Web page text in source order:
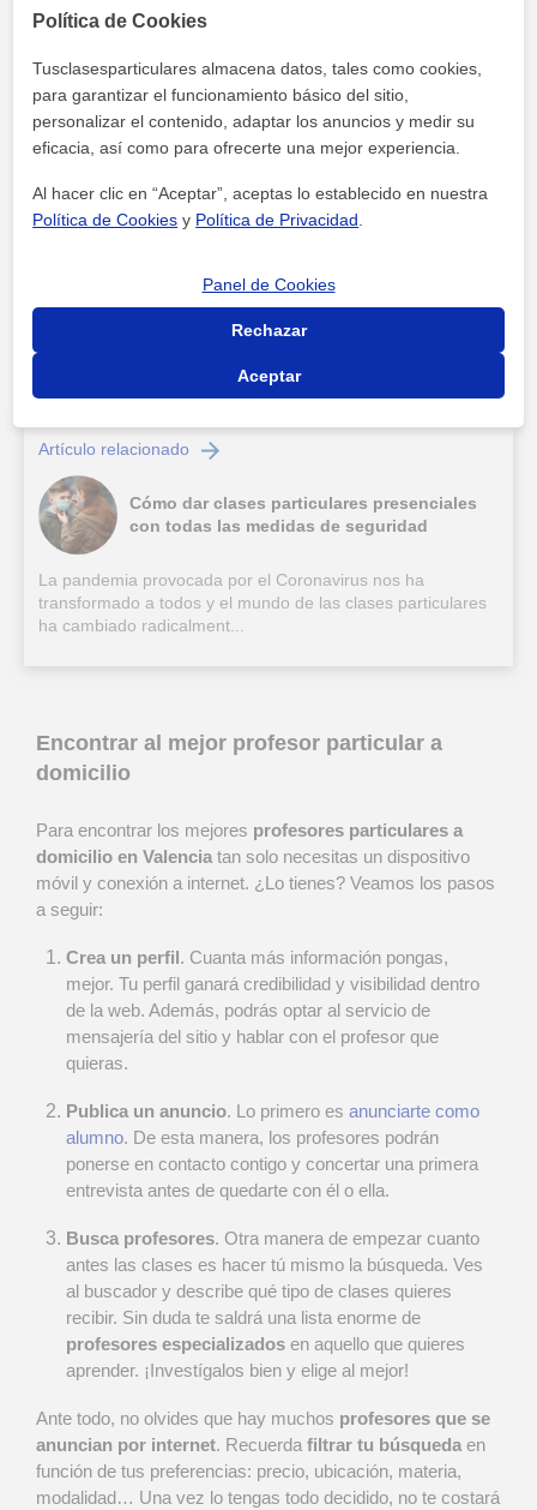
proponerlo a tu profesor. Así, te aseguras que tienes los
depracticar la expresión oral.
Más conversación
. En el caso que estés tomando
clases de inglés o cualquier otro idioma, una buena
medidas de seguridad es potenciar elspeakingo
conversación .
disponer de una pizarra. Con ella podéis
Artículo relacionado
Cómo dar clases particulares presenciales
con todas las medidas de seguridad
La pandemia provocada por el Coronavirus nos ha
transformado a todos y el mundo de las clases particulares
ha cambiado radicalment...
Encontrar al mejor profesor particular a
domicilio
Para encontrar los mejores profesores particulares a
domicilio en Valencia tan solo necesitas un dispositivo
móvil y conexión a internet. ¿Lo tienes? Veamos los pasos
a seguir:
Crea un perfil. Cuanta más información pongas,
mejor. Tu perfil ganará credibilidad y visibilidad dentro
de la web. Además, podrás optar al servicio de
mensajería del sitio y hablar con el profesor que
quieras.
Publica un anuncio. Lo primero esanunciarte como
alumno. De esta manera, los profesores podrán
ponerse en contacto contigo y concertar una primera
entrevista antes de quedarte con él o ella.
Busca profesores. Otra manera de empezar cuanto
antes las clases es hacer tú mismo la búsqueda. Ves
al buscador y describe qué tipo de clases quieres
recibir. Sin duda te saldrá una lista enorme de
profesores especializados en aquello que quieres
aprender. ¡Investígalos bien y elige al mejor!
Ante todo, no olvides que hay muchos profesores que se
anuncian por internet. Recuerda filtrar tu búsqueda en
función de tus preferencias: precio, ubicación, materia,
modalidad… Una vez lo tengas todo decidido, no te costará
Política de Cookies
Tusclasesparticulares almacena datos, tales como cookies,
para garantizar el funcionamiento básico del sitio,
personalizar el contenido, adaptar los anuncios y medir su
eficacia, así como para ofrecerte una mejor experiencia.
Al hacer clic en “Aceptar”, aceptas lo establecido en nuestra
Política de Cookies y Política de Privacidad
Panel de Cookies
Rechazar
Aceptar